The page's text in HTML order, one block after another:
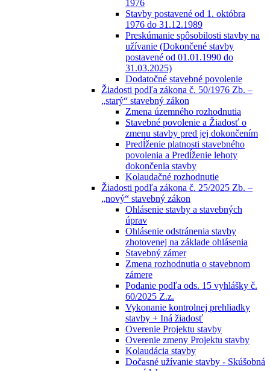
1976
Stavby postavené od 1. októbra
1976 do 31.12.1989
Preskúmanie spôsobilosti stavby na
užívanie (Dokončené stavby
postavené od 01.01.1990 do
31.03.2025)
Dodatočné stavebné povolenie
Žiadosti podľa zákona č. 50/1976 Zb. –
„starý“ stavebný zákon
Zmena územného rozhodnutia
Stavebné povolenie a Žiadosť o
zmenu stavby pred jej dokončením
Predĺženie platnosti stavebného
povolenia a Predĺženie lehoty
dokončenia stavby
Kolaudačné rozhodnutie
Žiadosti podľa zákona č. 25/2025 Zb. –
„nový“ stavebný zákon
Ohlásenie stavby a stavebných
úprav
Ohlásenie odstránenia stavby
zhotovenej na základe ohlásenia
Stavebný zámer
Zmena rozhodnutia o stavebnom
zámere
Podanie podľa ods. 15 vyhlášky č.
60/2025 Z.z.
Vykonanie kontrolnej prehliadky
stavby + Iná žiadosť
Overenie Projektu stavby
Overenie zmeny Projektu stavby
Kolaudácia stavby
Dočasné užívanie stavby - Skúšobná